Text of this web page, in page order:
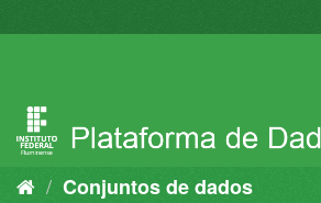
para
Conjuntos de dados